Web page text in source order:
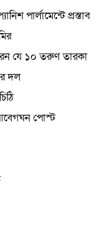
পার্লামেন্টে প্রস্তাব
যে ১০ তরুণ তারকা
দল
পোস্ট